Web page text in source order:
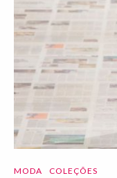
MODA COLEÇÕES